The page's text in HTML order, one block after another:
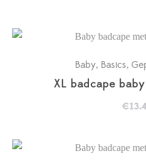
Baby, Basics,
XL badcape
€